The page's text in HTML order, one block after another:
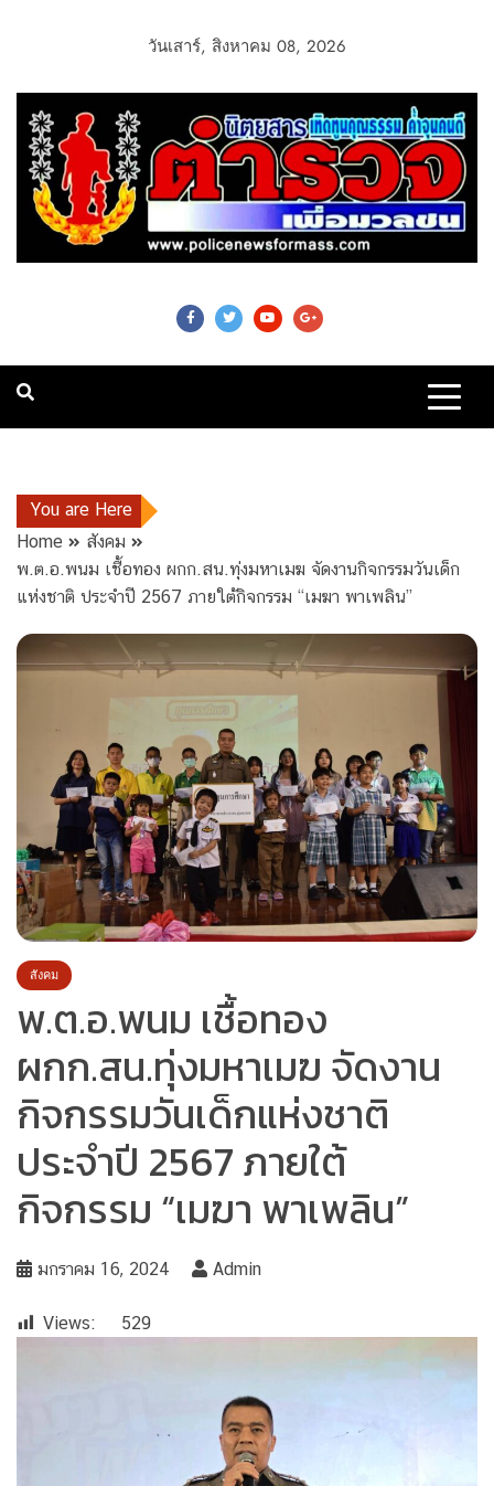
วันเสาร์, สิงหาคม 08, 2026
Police News For
Mass
You are Here
Home
สังคม
พ.ต.อ.พนม เชื้อทอง ผกก.สน.ทุ่งมหาเมฆ จัดงานกิจกรรมวันเด็ก
แห่งชาติ ประจำปี 2567 ภายใต้กิจกรรม “เมฆา พาเพลิน”
สังคม
พ.ต.อ.พนม เชื้อทอง
ผกก.สน.ทุ่งมหาเมฆ จัดงาน
กิจกรรมวันเด็กแห่งชาติ
ประจำปี 2567 ภายใต้
กิจกรรม “เมฆา พาเพลิน”
มกราคม 16, 2024 Admin
Views: 529